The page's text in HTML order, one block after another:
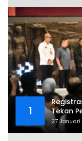
1
Tekan
27 Januari